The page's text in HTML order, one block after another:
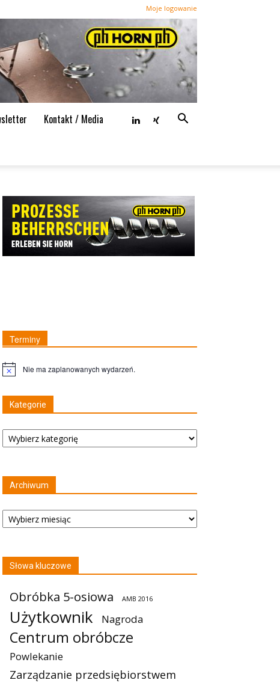
Moje logowanie
Kontakt / Media
Terminy
UwagaNie ma zaplanowanych wydarzeń.
Kategorie
Kategorie
Archiwum
Archiwum
Słowa kluczowe
Obróbka 5-osiowa AMB 2016
Użytkownik Nagroda
Centrum obróbcze
Powlekanie
Zarządzanie przedsiębiorstwem